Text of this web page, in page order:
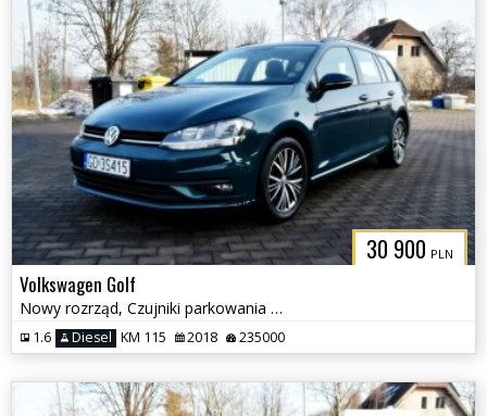
30 900 PLN
Volkswagen Golf
Nowy rozrząd, Czujniki parkowania przód i tył, Ksenon
1.6 Diesel KM 115 2018 235000